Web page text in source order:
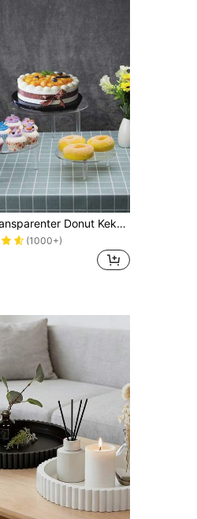
Acryl transparenter Donut Keks Kuchen Ausstellungsständer, Dessert-Tablett für Hochzeitsparty Geburtstagssüßigkeiten Ausstellung
(1000+)